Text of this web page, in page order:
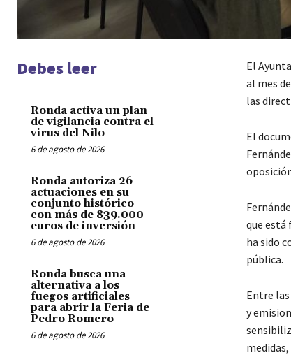
Debes leer
Ronda activa un plan
de vigilancia contra el
virus del Nilo
6 de agosto de 2026
Ronda autoriza 26
actuaciones en su
conjunto histórico
con más de 839.000
euros de inversión
6 de agosto de 2026
Ronda busca una
alternativa a los
fuegos artificiales
para abrir la Feria de
Pedro Romero
6 de agosto de 2026
El
al mes
las
El
que está
ha sido
pública.
Entre
y